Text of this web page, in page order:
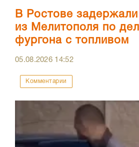
В Ростове
из Мелитополя по
фургона с топливом
05.08.2026 14:52
Комментарии